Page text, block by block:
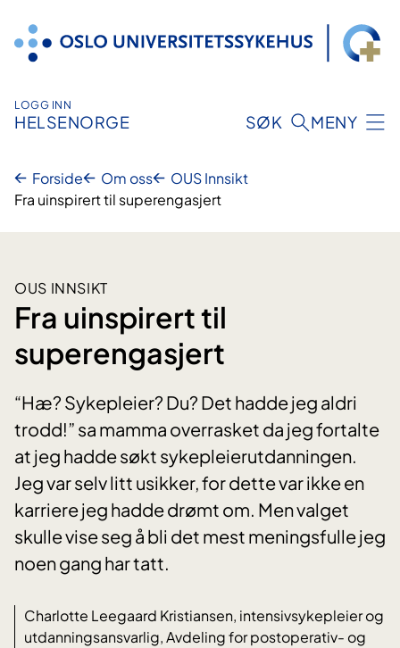
innhold
LOGG INN
HELSENORGE SØK MENY
Forside Om oss
OUS Innsikt
Fra uinspirert til superengasjert
OUS INNSIKT
Fra uinspirert til
superengasjert
“Hæ? Sykepleier? Du? Det hadde jeg aldri
trodd!” sa mamma overrasket da jeg fortalte
at jeg hadde søkt sykepleierutdanningen.
Jeg var selv litt usikker, for dette var ikke en
karriere jeg hadde drømt om. Men valget
skulle vise seg å bli det mest meningsfulle jeg
noen gang har tatt.
Charlotte Leegaard Kristiansen, intensivsykepleier og
utdanningsansvarlig, Avdeling for postoperativ- og